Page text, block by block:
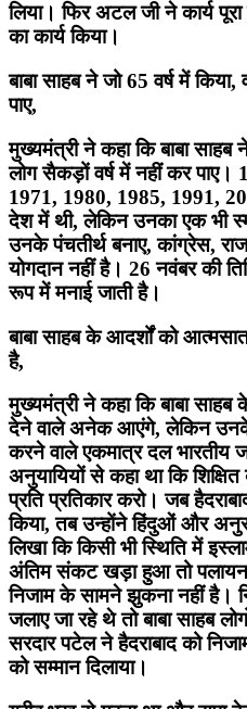
लिया। फिर अटल जी ने कार्य
का कार्य किया।
बाबा साहब ने जो 65 वर्ष में
पाए,
मुख्यमंत्री ने कहा कि बाबा साहब
लोग सैकड़ों वर्ष में नहीं कर
1971, 1980, 1985, 1991,
देश में थी, लेकिन उनका एक भी
उनके पंचतीर्थ बनाए, कांग्रेस,
योगदान नहीं है। 26 नवंबर की
रूप में मनाई जाती है।
बाबा साहब के आदर्शों को
है,
मुख्यमंत्री ने कहा कि बाबा
देने वाले अनेक आएंगे, लेकिन उनके
करने वाले एकमात्र दल भारतीय
अनुयायियों से कहा था कि
प्रति प्रतिकार करो। जब
किया, तब उन्होंने हिंदुओं और
लिखा कि किसी भी स्थिति में
अंतिम संकट खड़ा हुआ तो
निजाम के सामने झुकना नहीं है।
जलाए जा रहे थे तो बाबा साहब
सरदार पटेल ने हैदराबाद को
को सम्मान दिलाया।